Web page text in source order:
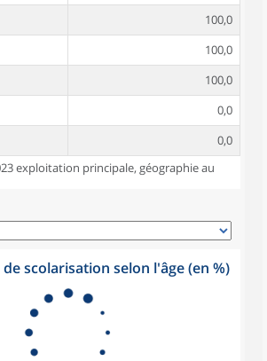
100,0
100,0
100,0
0,0
0,0
exploitation principale, géographie au
de scolarisation selon l'âge (en %)